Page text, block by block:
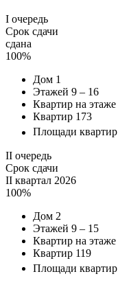
I очередь
Срок сдачи
сдана
100%
Дом 1
Этажей 9 – 16
Квартир на этаже
Квартир 173
Площади квартир
II очередь
Срок сдачи
II квартал 2026
100%
Дом 2
Этажей 9 – 15
Квартир на этаже
Квартир 119
Площади квартир